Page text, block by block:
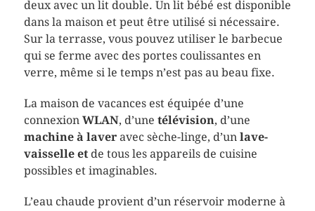
deux avec un lit double. Un lit bébé est disponible
dans la maison et peut être utilisé si nécessaire.
Sur la terrasse, vous pouvez utiliser le barbecue
qui se ferme avec des portes coulissantes en
verre, même si le temps n’est pas au beau fixe.
La maison de vacances est équipée d’une
connexion WLAN, d’une télévision, d’une
machine à laveravec sèche-linge, d’un lave-
vaisselle etde tous les appareils de cuisine
possibles et imaginables.
L’eau chaude provient d’un réservoir moderne à